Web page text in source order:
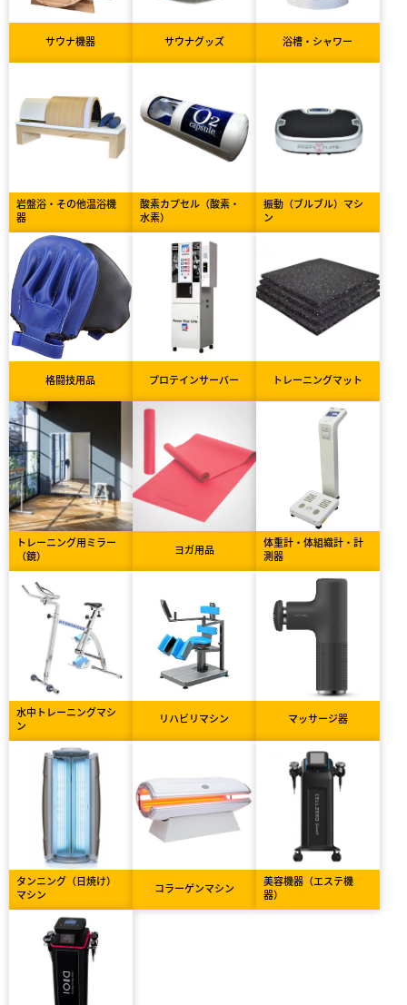
サウナ機器 サウナグッズ 浴槽・シャワー
岩盤浴・その他温浴機
器
酸素カプセル（酸素・
水素）
振動（ブルブル）マシ
ン
格闘技用品 プロテインサーバー トレーニングマット
トレーニング用ミラー
（鏡）
ヨガ用品
体重計・体組織計・計
測器
水中トレーニングマシ
ン
リハビリマシン マッサージ器
タンニング（日焼け）
マシン
コラーゲンマシン
美容機器（エステ機
器）